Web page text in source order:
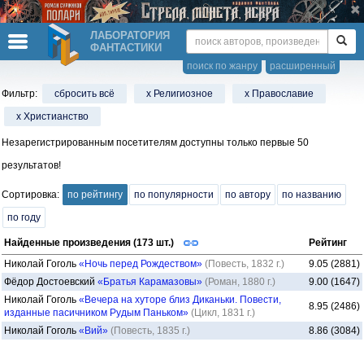
ЛАБОРАТОРИЯ
ФАНТАСТИКИ
расширенный
поиск по жанру
Фильтр: сбросить всё x Религиозное
x Православие
x Христианство
Незарегистрированным посетителям доступны только первые 50
результатов!
Сортировка: по рейтингу по популярности по автору
по названию
по году
Найденные произведения (173 шт.)
Рейтинг
Николай Гоголь «Ночь перед Рождеством» (Повесть, 1832 г.)
9.05 (2881)
Фёдор Достоевский «Братья Карамазовы» (Роман, 1880 г.)
9.00 (1647)
Николай Гоголь «Вечера на хуторе близ Диканьки. Повести,
изданные пасичником Рудым Паньком» (Цикл, 1831 г.)
8.95 (2486)
Николай Гоголь «Вий» (Повесть, 1835 г.)
8.86 (3084)